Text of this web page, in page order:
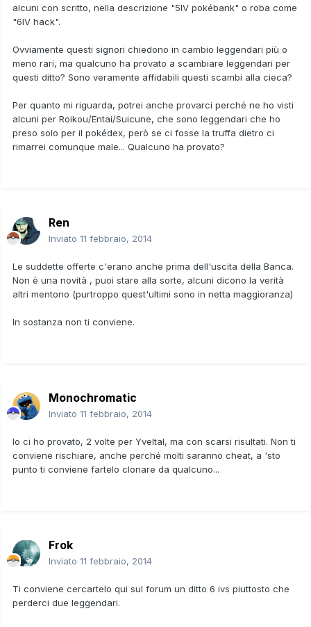
alcuni con scritto, nella descrizione "5IV pokébank" o roba come
"6IV hack".
Ovviamente questi signori chiedono in cambio leggendari più o
meno rari, ma qualcuno ha provato a scambiare leggendari per
questi ditto? Sono veramente affidabili questi scambi alla cieca?
Per quanto mi riguarda, potrei anche provarci perché ne ho visti
alcuni per Roikou/Entai/Suicune, che sono leggendari che ho
preso solo per il pokédex, però se ci fosse la truffa dietro ci
rimarrei comunque male... Qualcuno ha provato?
Ren
Inviato 11 febbraio, 2014
Le suddette offerte c'erano anche prima dell'uscita della Banca.
Non è una novità , puoi stare alla sorte, alcuni dicono la verità
altri mentono (purtroppo quest'ultimi sono in netta maggioranza)
In sostanza non ti conviene.
Monochromatic
Inviato 11 febbraio, 2014
Io ci ho provato, 2 volte per Yveltal, ma con scarsi risultati. Non ti
conviene rischiare, anche perché molti saranno cheat, a 'sto
punto ti conviene fartelo clonare da qualcuno...
Frok
Inviato 11 febbraio, 2014
Ti conviene cercartelo qui sul forum un ditto 6 ivs piuttosto che
perderci due leggendari.